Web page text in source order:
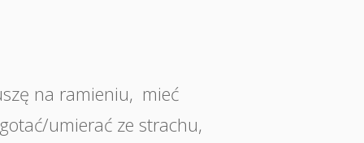
na ramieniu, mieć
umierać ze strachu,